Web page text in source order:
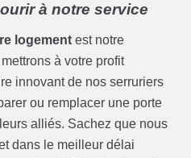
à notre service
logement est notre
à votre profit
innovant de nos serruriers
ou remplacer une porte
alliés. Sachez que nous
dans le meilleur délai